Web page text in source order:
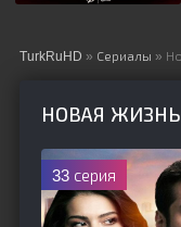
TurkRuHD » Сериалы »
НОВАЯ
33 серия